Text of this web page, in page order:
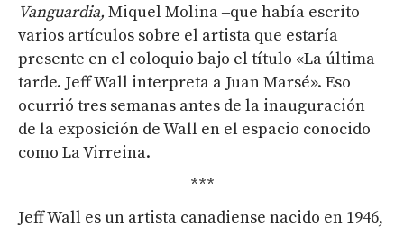
Vanguardia, Miquel Molina‒que había escrito
varios artículos sobre el artista que estaría
presente en el coloquio bajo el título «La última
tarde. Jeff Wall interpreta a Juan Marsé». Eso
ocurrió tres semanas antes de la inauguración
de la exposición de Wall en el espacio conocido
como La Virreina.
***
Jeff Wall es un artista canadiense nacido en 1946,